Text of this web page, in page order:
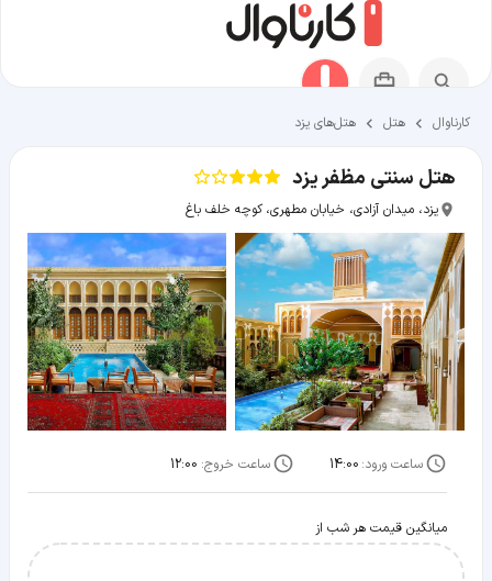
کارناوال هتل هتل‌های یزد
هتل سنتی مظفر یزد
یزد، میدان آزادی، خیابان مطهری، کوچه خلف باغ
ساعت ورود: 14:00 ساعت خروج: 12:00
میانگین قیمت هر شب از